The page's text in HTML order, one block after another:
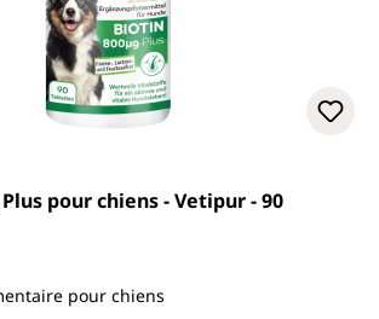
5 sur 5 étoiles
pour chiens - Vetipur - 90
pour chiens